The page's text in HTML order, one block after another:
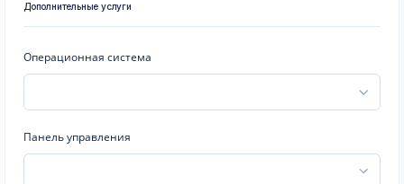
Дополнительные услуги
Операционная система
Панель управления